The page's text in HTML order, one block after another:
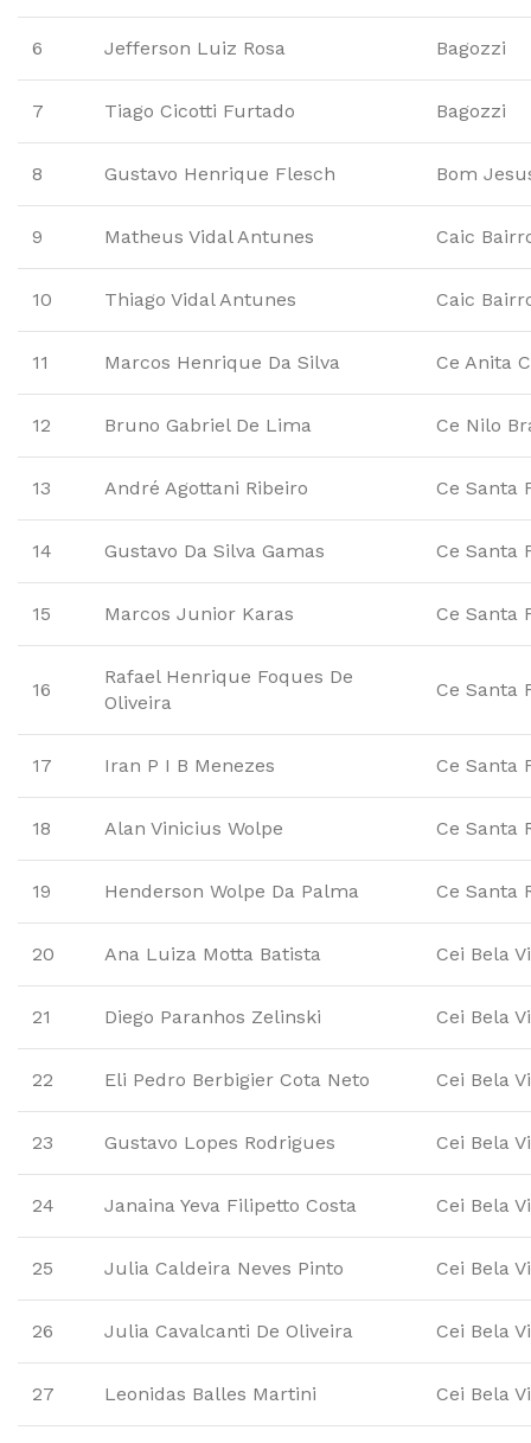
6 Jefferson Luiz Rosa Bagozzi
7 Tiago Cicotti Furtado Bagozzi
8 Gustavo Henrique Flesch Bom
9 Matheus Vidal Antunes Caic
10 Thiago Vidal Antunes Caic
11 Marcos Henrique Da Silva Ce Anita
12 Bruno Gabriel De Lima Ce Nilo
13 André Agottani Ribeiro Ce Santa
14 Gustavo Da Silva Gamas Ce Santa
15 Marcos Junior Karas Ce Santa
16
Rafael Henrique Foques De
Oliveira
Ce Santa
17 Iran P I B Menezes Ce Santa
18 Alan Vinicius Wolpe Ce Santa
19 Henderson Wolpe Da Palma Ce Santa
20 Ana Luiza Motta Batista Cei Bela
21 Diego Paranhos Zelinski Cei Bela
22 Eli Pedro Berbigier Cota Neto Cei Bela
23 Gustavo Lopes Rodrigues Cei Bela
24 Janaina Yeva Filipetto Costa Cei Bela
25 Julia Caldeira Neves Pinto Cei Bela
26 Julia Cavalcanti De Oliveira Cei Bela
27 Leonidas Balles Martini Cei Bela